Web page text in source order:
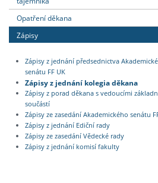
Opatření děkana
Zápisy
Zápisy z jednání předsednictva
senátu FF UK
Zápisy z jednání kolegia děkana
Zápisy z porad děkana s vedoucími
součástí
Zápisy ze zasedání Akademického senátu
Zápisy z jednání Ediční rady
Zápisy ze zasedání Vědecké rady
Zápisy z jednání komisí fakulty